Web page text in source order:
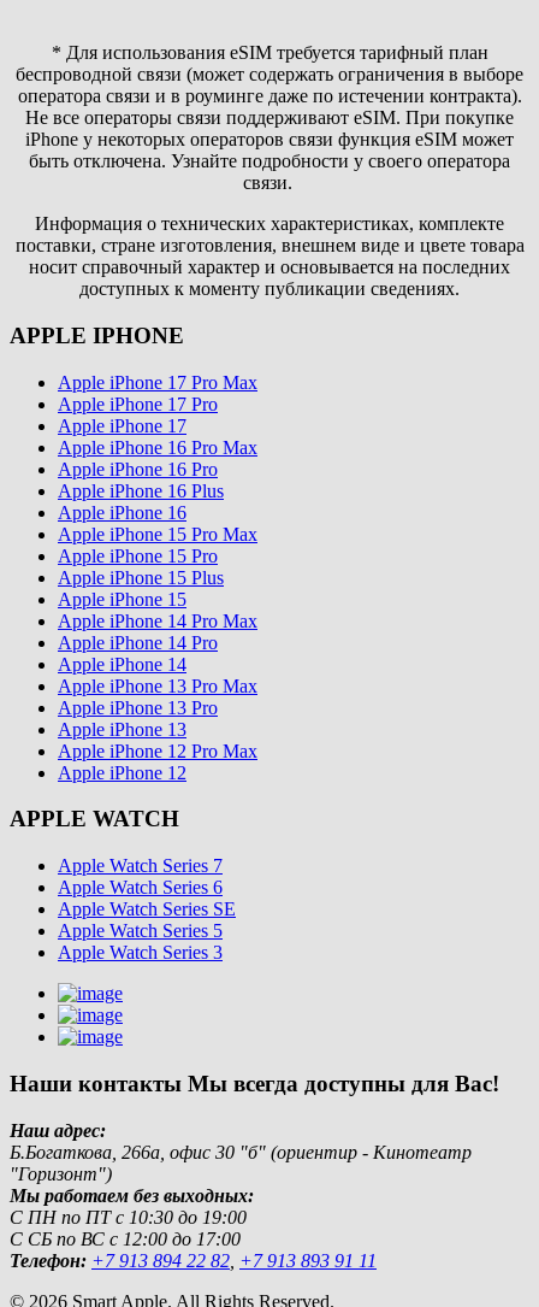
* Для использования eSIM требуется тарифный план
беспроводной связи (может содержать ограничения в выборе
оператора связи и в роуминге даже по истечении контракта).
Не все операторы связи поддерживают eSIM. При покупке
iPhone у некоторых операторов связи функция eSIM может
быть отключена. Узнайте подробности у своего оператора
связи.
Информация о технических характеристиках, комплекте
поставки, стране изготовления, внешнем виде и цвете товара
носит справочный характер и основывается на последних
доступных к моменту публикации сведениях.
APPLE IPHONE
Apple iPhone 17 Pro Max
Apple iPhone 17 Pro
Apple iPhone 17
Apple iPhone 16 Pro Max
Apple iPhone 16 Pro
Apple iPhone 16 Plus
Apple iPhone 16
Apple iPhone 15 Pro Max
Apple iPhone 15 Pro
Apple iPhone 15 Plus
Apple iPhone 15
Apple iPhone 14 Pro Max
Apple iPhone 14 Pro
Apple iPhone 14
Apple iPhone 13 Pro Max
Apple iPhone 13 Pro
Apple iPhone 13
Apple iPhone 12 Pro Max
Apple iPhone 12
APPLE WATCH
Apple Watch Series 7
Apple Watch Series 6
Apple Watch Series SE
Apple Watch Series 5
Apple Watch Series 3
Наши контакты Мы всегда доступны для Вас!
Наш адрес:
Б.Богаткова, 266а, офис 30 "б" (ориентир - Кинотеатр
"Горизонт")
Мы работаем без выходных:
С ПН по ПТ с 10:30 до 19:00
С СБ по ВС с 12:00 до 17:00
Телефон: +7 913 894 22 82 +7 913 893 91 11
© 2026 Smart Apple. All Rights Reserved.